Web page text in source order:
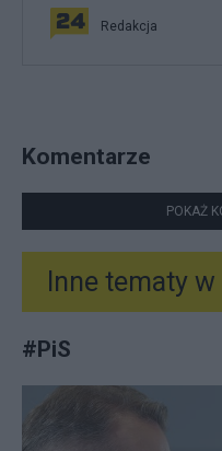
Redakcja
Komentarze
POKAŻ
Inne tematy
#PiS